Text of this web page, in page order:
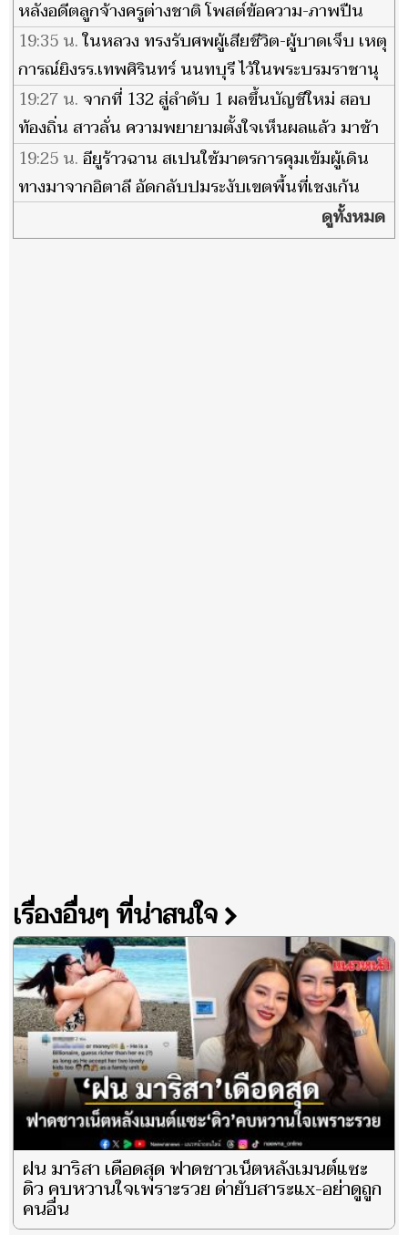
หลังอดีตลูกจ้างครูต่างชาติ โพสต์ข้อความ-ภาพปืน
ข่มขู่
19:35 น.ในหลวง ทรงรับศพผู้เสียชีวิต-ผู้บาดเจ็บ เหตุ
การณ์ยิงรร.เทพศิรินทร์ นนทบุรี ไว้ในพระบรมราชานุ
เคราะห์
19:27 น. จากที่ 132 สู่ลำดับ 1 ผลขึ้นบัญชีใหม่ สอบ
ท้องถิ่น สาวลั่น ความพยายามตั้งใจเห็นผลแล้ว มาช้า
แต่ก็ภูมิใจ
19:25 น.อียูร้าวฉาน สเปนใช้มาตรการคุมเข้มผู้เดิน
ทางมาจากอิตาลี อัดกลับปมระงับเขตพื้นที่เชงเก้น
ดูทั้งหมด
เรื่องอื่นๆ ที่น่าสนใจ
ฝน มาริสา เดือดสุด ฟาดชาวเน็ตหลังเมนต์แซะ
ดิว คบหวานใจเพราะรวย ด่ายับสาระแx-อย่าดูถูก
คนอื่น